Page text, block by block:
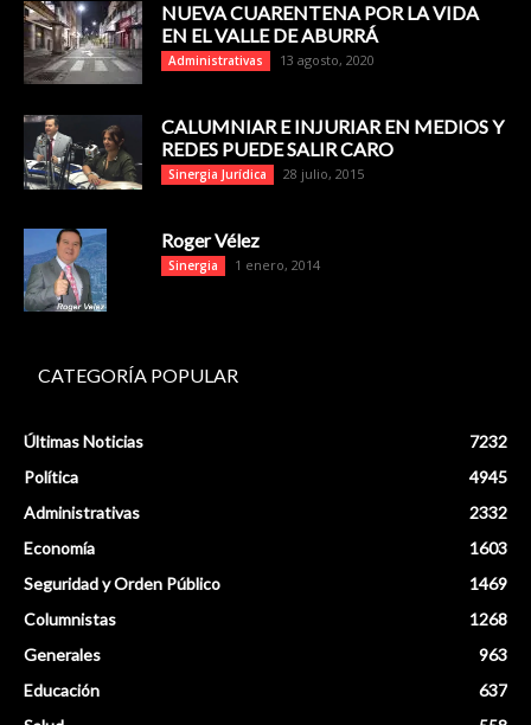
NUEVA CUARENTENA POR LA VIDA
EN EL VALLE DE ABURRÁ
Administrativas 13 agosto, 2020
CALUMNIAR E INJURIAR EN MEDIOS Y
REDES PUEDE SALIR CARO
Sinergia Jurídica 28 julio, 2015
Roger Vélez
Sinergia 1 enero, 2014
CATEGORÍA POPULAR
Últimas Noticias
7232
Política
4945
Administrativas
2332
Economía
1603
Seguridad y Orden Público
1469
Columnistas
1268
Generales
963
Educación
637